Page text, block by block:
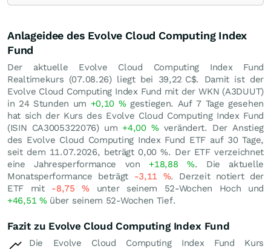
Anlageidee des Evolve Cloud Computing Index
Fund
Der aktuelle Evolve Cloud Computing Index Fund
Realtimekurs (07.08.26) liegt bei 39,22 C$. Damit ist der
Evolve Cloud Computing Index Fund mit der WKN (A3DUUT)
in 24 Stunden um +0,10 %gestiegen. Auf 7 Tage gesehen
hat sich der Kurs des Evolve Cloud Computing Index Fund
(ISIN CA3005322076) um +4,00 %verändert. Der Anstieg
des Evolve Cloud Computing Index Fund ETF auf 30 Tage,
seit dem 11.07.2026, beträgt 0,00%. Der ETF verzeichnet
eine Jahresperformance von +18,88 %. Die aktuelle
Monatsperformance beträgt -3,11 %. Derzeit notiert der
ETF mit -8,75% unter seinem 52-Wochen Hoch und
+46,51 %über seinem 52-Wochen Tief.
Fazit zu Evolve Cloud Computing Index Fund
Die Evolve Cloud Computing Index Fund Kurs